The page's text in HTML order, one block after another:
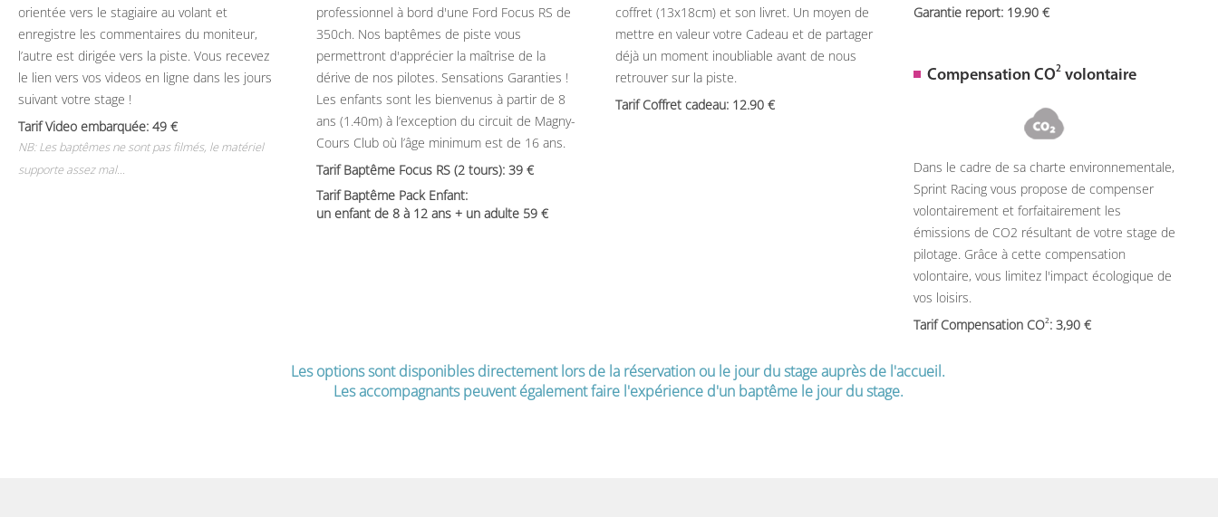
orientée vers le stagiaire au volant et
enregistre les commentaires du moniteur,
l’autre est dirigée vers la piste. Vous recevez
le lien vers vos videos en ligne dans les jours
suivant votre stage !
Tarif Video embarquée: 49
NB: Les baptêmes ne sont pas filmés, le matériel
supporte assez mal...
professionnel à bord d'une Ford Focus RS de
350ch. Nos baptêmes de piste vous
permettront d'apprécier la maîtrise de la
dérive de nos pilotes. Sensations Garanties !
Les enfants sont les bienvenus à partir de 8
ans (1.40m) à l’exception du circuit de Magny-
Cours Club où l’âge minimum est de 16 ans.
Tarif Baptême Focus RS (2 tours): 39
Tarif Baptême Pack Enfant:
un enfant de 8 à 12 ans + un adulte 59
coffret (13x18cm) et son livret. Un moyen de
mettre en valeur votre Cadeau et de partager
déjà un moment inoubliable avant de nous
retrouver sur la piste.
Tarif Coffret cadeau: 12.90
Garantie report: 19.90
Compensation CO2volontaire
Dans le cadre de sa charte environnementale,
Sprint Racing vous propose de compenser
volontairement et forfaitairement les
émissions de CO2 résultant de votre stage de
pilotage. Grâce à cette compensation
volontaire, vous limitez l'impact écologique de
vos loisirs.
Tarif Compensation CO2: 3,90
Les options sont disponibles directement lors de la réservation ou le jour du stage auprès de l'accueil.
Les accompagnants peuvent également faire l'expérience d'un baptême le jour du stage.